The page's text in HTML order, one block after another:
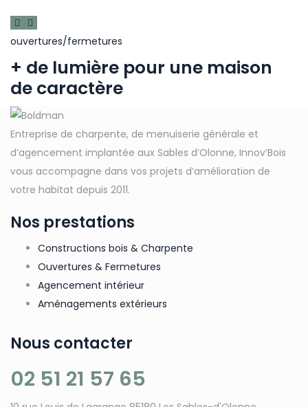
ouvertures/fermetures
+ de lumière pour une maison
de caractère
Entreprise de charpente, de menuiserie générale et
d’agencement implantée aux Sables d’Olonne, Innov’Bois
vous accompagne dans vos projets d’amélioration de
votre habitat depuis 2011.
Nos prestations
Constructions bois & Charpente
Ouvertures & Fermetures
Agencement intérieur
Aménagements extérieurs
Nous contacter
02 51 21 57 65